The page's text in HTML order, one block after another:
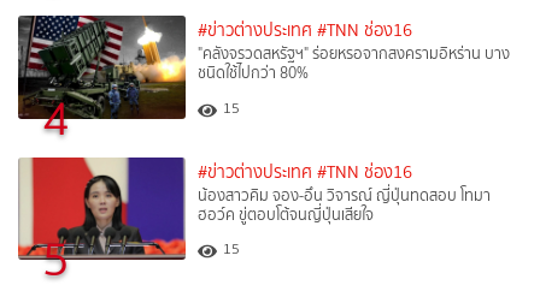
4
#ข่าวต่างประเทศ #TNN ช่อง16
"คลังจรวดสหรัฐฯ" ร่อยหรอจากสงครามอิหร่าน บาง
ชนิดใช้ไปกว่า 80%
15
5
#ข่าวต่างประเทศ #TNN ช่อง16
น้องสาวคิม จอง-อึน วิจารณ์ ญี่ปุ่นทดสอบ โทมา
ฮอว์ค ขู่ตอบโต้จนญี่ปุ่นเสียใจ
15